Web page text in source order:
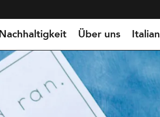
Nachhaltigkeit Über uns